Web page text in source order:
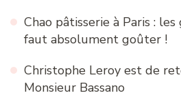
Chao pâtisserie à Paris :
faut absolument goûter !
Christophe Leroy est de
Monsieur Bassano